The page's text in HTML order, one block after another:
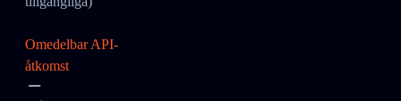
Omedelbar API-
åtkomst